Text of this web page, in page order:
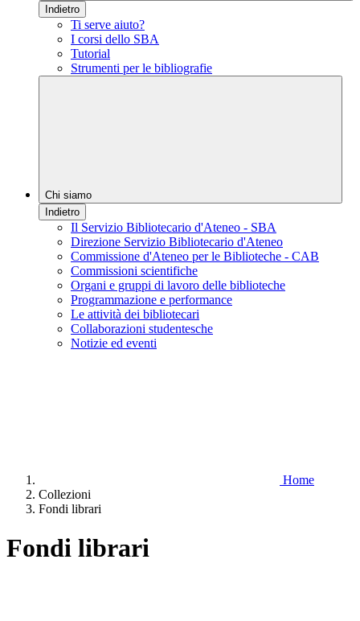
Indietro
Ti serve aiuto?
I corsi dello SBA
Tutorial
Strumenti per le bibliografie
Chi siamo
Indietro
Il Servizio Bibliotecario d'Ateneo - SBA
Direzione Servizio Bibliotecario d'Ateneo
Commissione d'Ateneo per le Biblioteche - CAB
Commissioni scientifiche
Organi e gruppi di lavoro delle biblioteche
Programmazione e performance
Le attività dei bibliotecari
Collaborazioni studentesche
Notizie ed eventi
Home
Collezioni
Fondi librari
Fondi librari